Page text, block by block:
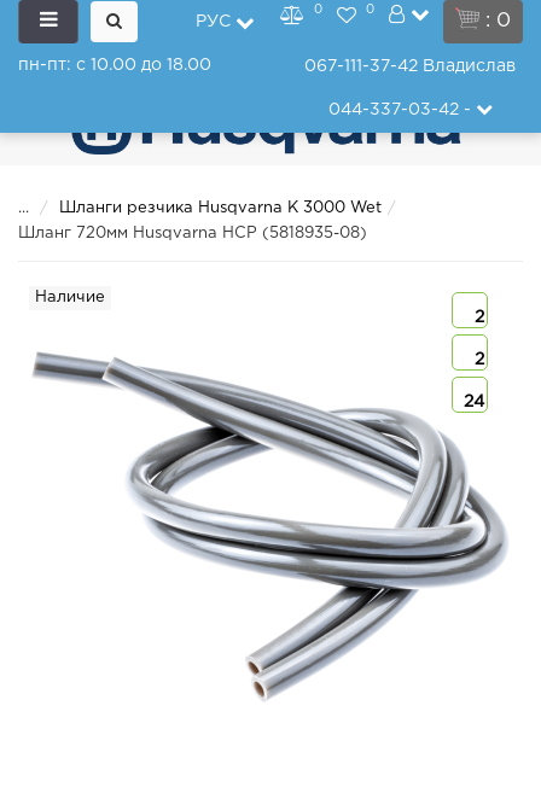
: 0
РУС
0 0
пн-пт: с 10.00 до 18.00 067-111-37-42 Владислав
044-337-03-42-
...
Шланги резчика Husqvarna K 3000 Wet
Шланг 720мм Husqvarna HCP (5818935-08)
2
2
24
Наличие